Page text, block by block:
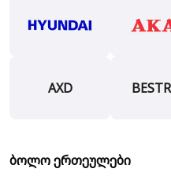
AXD
ბოლო ერთეულები